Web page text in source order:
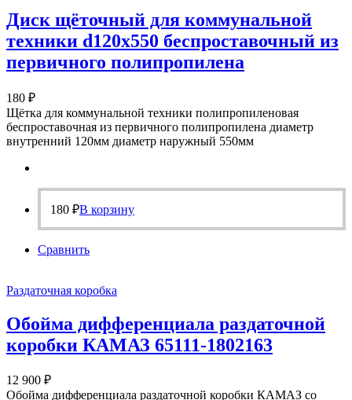
Диск щёточный для коммунальной
техники d120х550 беспроставочный из
первичного полипропилена
180 ₽
Щётка для коммунальной техники полипропиленовая
беспроставочная из первичного полипропилена диаметр
внутренний 120мм диаметр наружный 550мм
180 ₽В корзину
Сравнить
Раздаточная коробка
Обойма дифференциала раздаточной
коробки КАМАЗ 65111-1802163
12 900 ₽
Обойма дифференциала раздаточной коробки КАМАЗ со